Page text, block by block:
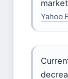
Yahoo